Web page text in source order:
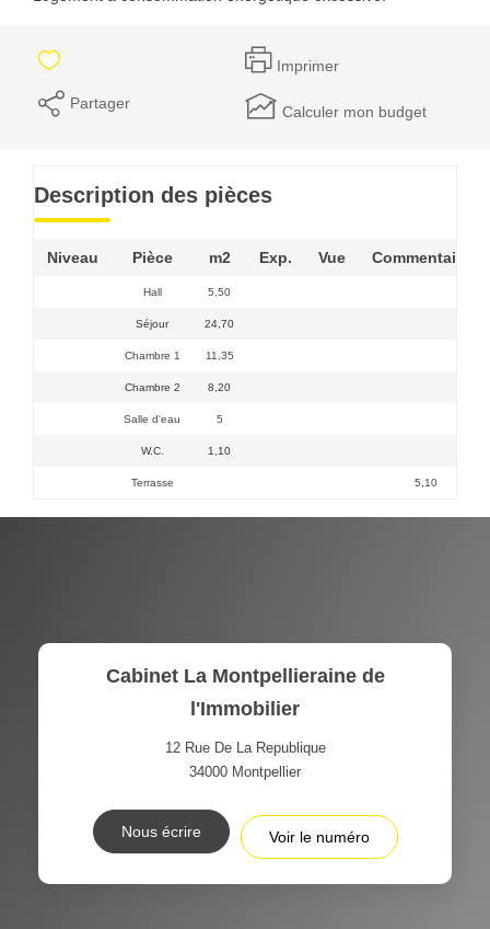
Imprimer
Partager Calculer mon budget
Description des pièces
Niveau Pièce m2 Exp. Vue Commentaires
Hall 5,50
Séjour 24,70
Chambre 1 11,35
Chambre 2 8,20
Salle d'eau 5
W.C. 1,10
Terrasse 5,10
Cabinet La Montpellieraine de
l'Immobilier
12 Rue De La Republique
34000 Montpellier
Nous écrire Voir le numéro